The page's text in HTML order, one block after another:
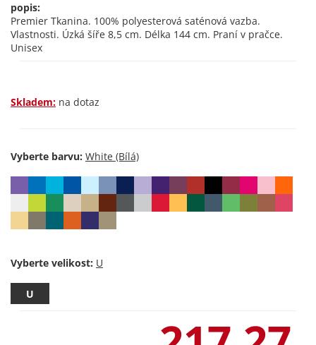
popis:
Premier Tkanina. 100% polyesterová saténová vazba.
Vlastnosti. Úzká šíře 8,5 cm. Délka 144 cm. Praní v pračce.
Unisex
Skladem: na dotaz
Vyberte barvu:
Vyberte velikost:
U